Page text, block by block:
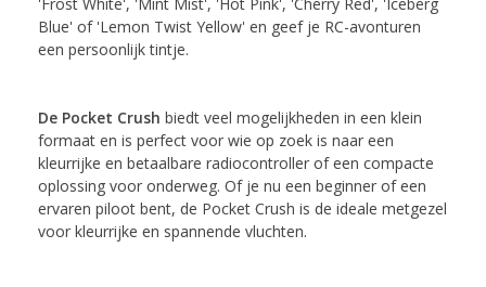
Blue' of 'Lemon Twist Yellow' en geef je RC-avonturen
een persoonlijk tintje.
De Pocket Crush biedt veel mogelijkheden in een klein
formaat en is perfect voor wie op zoek is naar een
kleurrijke en betaalbare radiocontroller of een compacte
oplossing voor onderweg. Of je nu een beginner of een
ervaren piloot bent, de Pocket Crush is de ideale metgezel
voor kleurrijke en spannende vluchten.